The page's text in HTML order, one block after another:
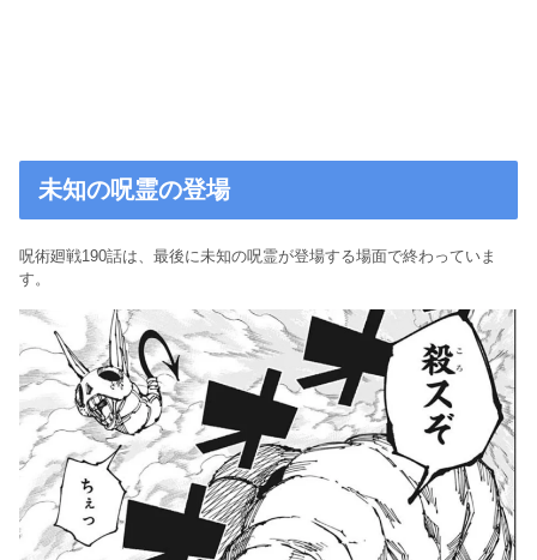
未知の呪霊の登場
呪術廻戦190話は、最後に未知の呪霊が登場する場面で終わっていま
す。